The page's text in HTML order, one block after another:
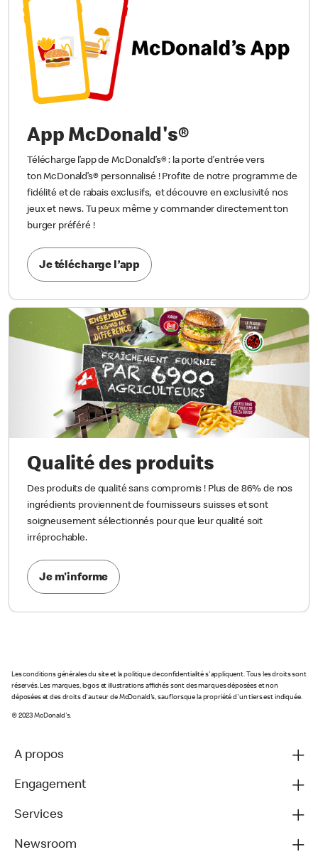
App McDonald's®
Télécharge l’app de McDonald’s® : la porte d'entrée vers
ton McDonald’s® personnalisé ! Profite de notre programme de
fidélité et de rabais exclusifs, et découvre en exclusivité nos
jeux et news. Tu peux même y commander directement ton
burger préféré !
Je télécharge l’app
Qualité des produits
Des produits de qualité sans compromis ! Plus de 86% de nos
ingrédients proviennent de fournisseurs suisses et sont
soigneusement sélectionnés pour que leur qualité soit
irréprochable.
Je m'informe
Les conditions générales du site et la politique de confidentialité s'appliquent. Tous les droits sont
réservés. Les marques, logos et illustrations affichés sont des marques déposées et non
déposées et des droits d'auteur de McDonald's, sauf lorsque la propriété d'un tiers est indiquée.
© 2023 McDonald's.
A propos
Engagement
Services
Newsroom